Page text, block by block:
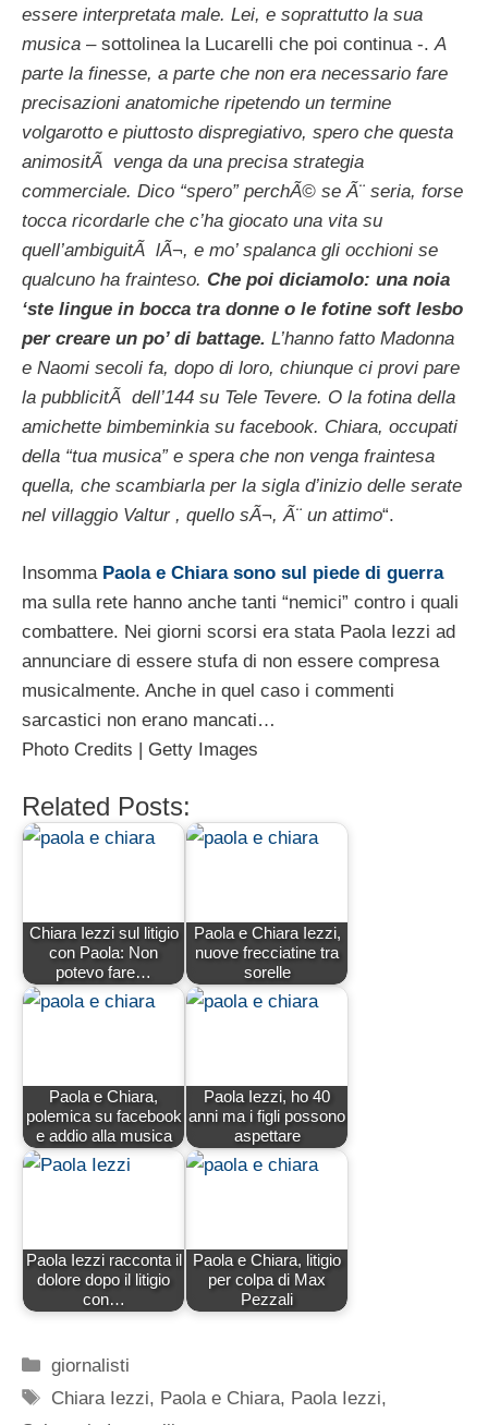
essere interpretata male. Lei, e soprattutto la sua
musica – sottolinea la Lucarelli che poi continua -.A
parte la finesse, a parte che non era necessario fare
precisazioni anatomiche ripetendo un termine
volgarotto e piuttosto dispregiativo, spero che questa
animositÃ venga da una precisa strategia
commerciale. Dico “spero” perchÃ© se Ã¨ seria, forse
tocca ricordarle che c’ha giocato una vita su
quell’ambiguitÃ lÃ¬, e mo’ spalanca gli occhioni se
qualcuno ha frainteso. Che poi diciamolo: una noia
‘ste lingue in bocca tra donne o le fotine soft lesbo
per creare un po’ di battage. L’hanno fatto Madonna
e Naomi secoli fa, dopo di loro, chiunque ci provi pare
la pubblicitÃ dell’144 su Tele Tevere. O la fotina della
amichette bimbeminkia su facebook. Chiara, occupati
della “tua musica” e spera che non venga fraintesa
quella, che scambiarla per la sigla d’inizio delle serate
nel villaggio Valtur , quello sÃ¬, Ã¨ un attimo“.
Insomma Paola e Chiara sono sul piede di guerra
ma sulla rete hanno anche tanti “nemici” contro i quali
combattere. Nei giorni scorsi era stata Paola Iezzi ad
annunciare di essere stufa di non essere compresa
musicalmente. Anche in quel caso i commenti
sarcastici non erano mancati…
Photo Credits | Getty Images
Related Posts:
Chiara Iezzi sul litigio
con Paola: Non
potevo fare…
Paola e Chiara Iezzi,
nuove frecciatine tra
sorelle
Paola e Chiara,
polemica su facebook
e addio alla musica
Paola Iezzi, ho 40
anni ma i figli possono
aspettare
Paola Iezzi racconta il
dolore dopo il litigio
con…
Paola e Chiara, litigio
per colpa di Max
Pezzali
Categorie
giornalisti
Tag
Chiara Iezzi, Paola e Chiara, Paola Iezzi,